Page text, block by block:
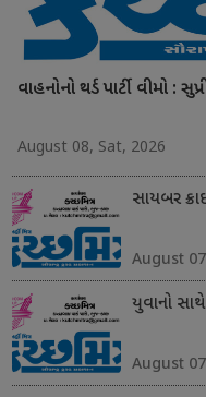
વાહનોનો થર્ડ પાર્ટી વીમો :
August 08, Sat, 2026
સાયબર
August
યુવાનો
August